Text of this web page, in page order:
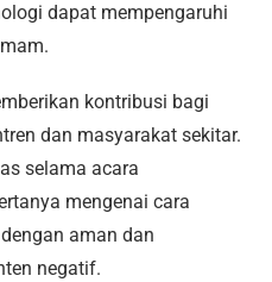
dapat mempengaruhi
kontribusi bagi
dan masyarakat sekitar.
selama acara
mengenai cara
aman dan
negatif.